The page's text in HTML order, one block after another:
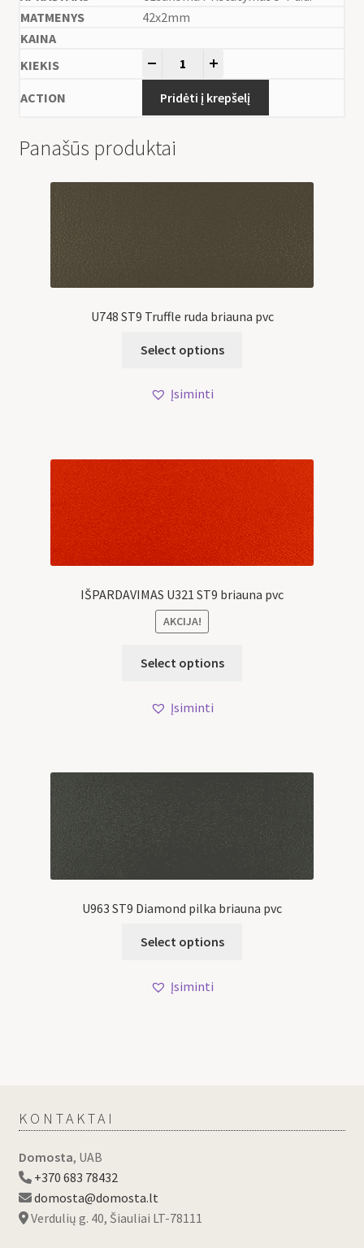
42x2mm
Pridėti į krepšelį
Panašūs produktai
U748 ST9 Truffle ruda briauna pvc
Select options
Įsiminti
IŠPARDAVIMAS U321 ST9 briauna pvc
AKCIJA!
Select options
Įsiminti
U963 ST9 Diamond pilka briauna pvc
Select options
Įsiminti
KONTAKTAI
Domosta, UAB
+370 683 78432
domosta@domosta.lt
Verdulių g. 40, Šiauliai LT-78111